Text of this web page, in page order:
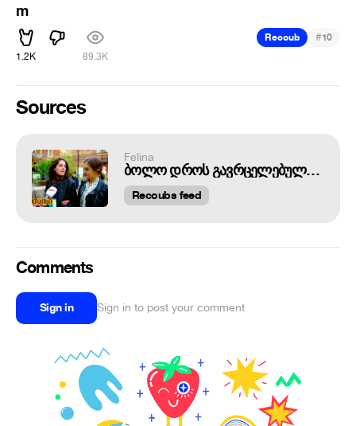
m
1.2K 89.3K
Recoub #10
Sources
Felina
ბოლო დროს გავრცელებული მიმები
Recoubs feed
Comments
Sign in Sign in to post your comment